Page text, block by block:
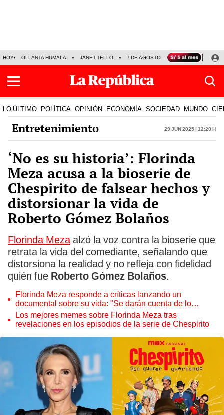
HOY OLLANTA HUMALA JANET TELLO 7 DE AGOSTO TINKA RESULTADOS
LO ÚLTIMO POLÍTICA OPINIÓN ECONOMÍA SOCIEDAD MUNDO
Entretenimiento 29 Jun 2025 | 12:20 h
‘No es su historia’: Florinda
Meza acusa a la bioserie de
Chespirito de falsear hechos y
distorsionar la vida de
Roberto Gómez Bolaños
Florinda Mezaalzó la voz contra la bioserie que
retrata la vida del comediante, señalando que
distorsiona la realidad y no refleja con fidelidad
quién fue Roberto Gómez Bolaños.
Florinda Meza responde a críticas lanzando un
documental sobre su vida: "Se darán cuenta de lo
increíble que es"
Los mejores memes sobre Florinda Meza tras
revelaciones en los episodios de la serie de Chespirito